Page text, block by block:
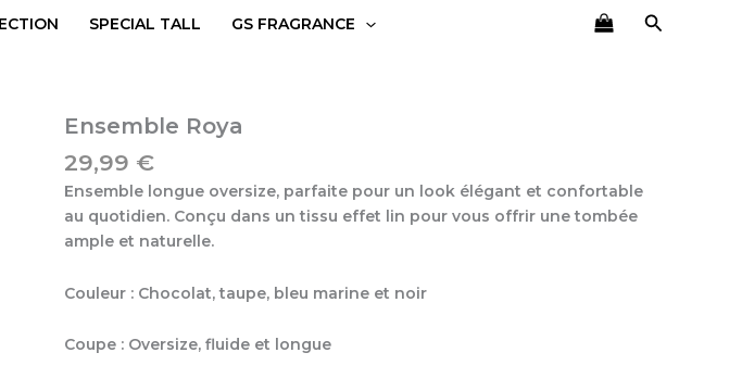
SPECIAL TALL GS FRAGRANCE
Ensemble Roya
29,99 €
Ensemble longue oversize, parfaite pour un look élégant et confortable
au quotidien. Conçu dans un tissu effet lin pour vous offrir une tombée
ample et naturelle.
Couleur : Chocolat, taupe, bleu marine et noir
Coupe : Oversize, fluide et longue
quantité
Ensemble
Roya